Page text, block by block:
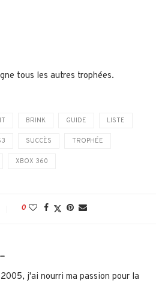
tous les autres trophées.
BRINK GUIDE LISTE
SUCCÈS TROPHÉE
XBOX 360
0
j'ai nourri ma passion pour la